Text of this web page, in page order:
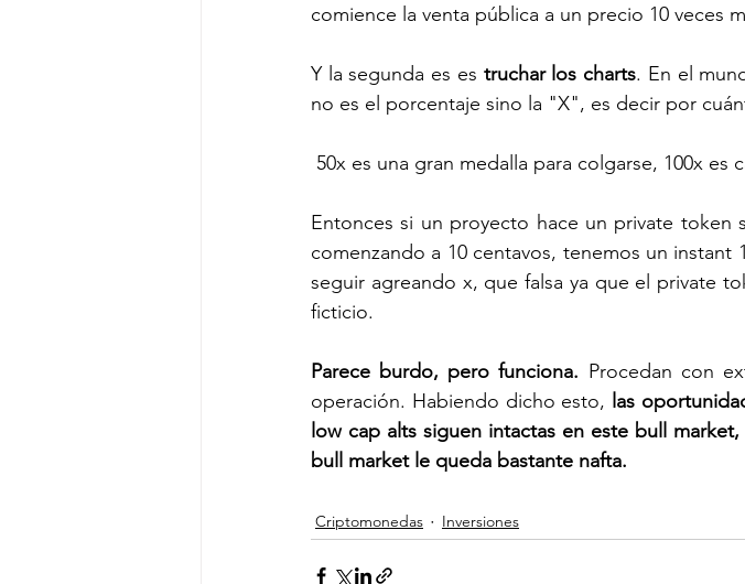
comience la venta pública a un precio 10 veces
Y la segunda es es truchar los charts. En el
no es el porcentaje sino la "X", es decir por
50x es una gran medalla para colgarse, 100x es
Entonces si un proyecto hace un private token
comenzando a 10 centavos, tenemos un instant
seguir agreando x, que falsa ya que el private
ficticio.
Parece burdo, pero funciona. Procedan con
operación. Habiendo dicho esto, las
low cap alts siguen intactas en este bull
bull market le queda bastante nafta.
Criptomonedas Inversiones